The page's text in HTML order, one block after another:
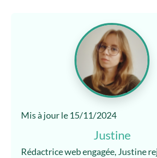
Mis à jour le 15/11/2024
Justine
Rédactrice web engagée, Justine